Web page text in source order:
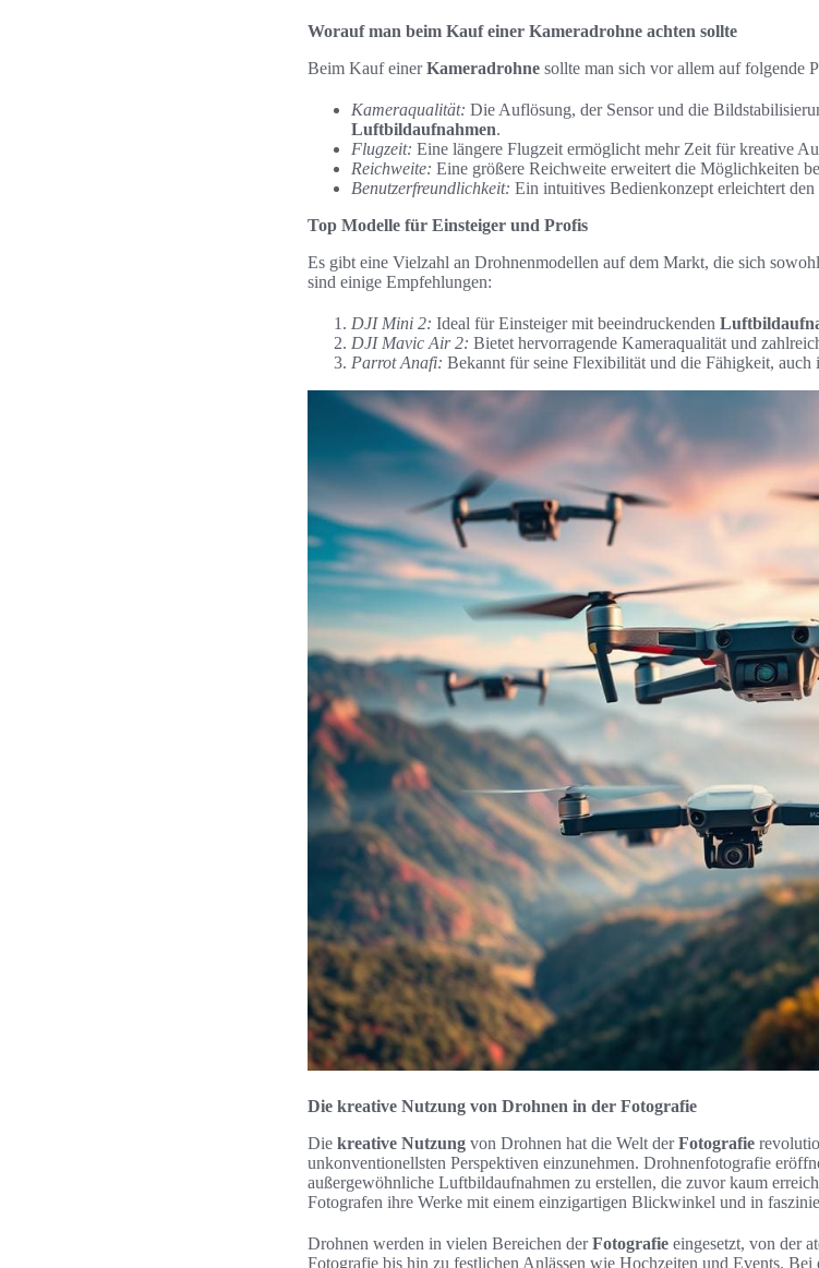
Worauf man beim Kauf einer Kameradrohne achten sollte
Beim Kauf einerKameradrohne sollte man sich vor allem auf folgende
Kameraqualität: Die Auflösung, der Sensor und die
Luftbildaufnahmen.
Flugzeit: Eine längere Flugzeit ermöglicht mehr Zeit für kreative
Reichweite: Eine größere Reichweite erweitert die Möglichkeiten
Benutzerfreundlichkeit: Ein intuitives Bedienkonzept erleichtert
Top Modelle für Einsteiger und Profis
Es gibt eine Vielzahl an Drohnenmodellen auf dem Markt, die sich
sind einige Empfehlungen:
DJI Mini 2: Ideal für Einsteiger mit beeindruckenden
DJI Mavic Air 2: Bietet hervorragende Kameraqualität und
Parrot Anafi: Bekannt für seine Flexibilität und die Fähigkeit, auch
Die kreative Nutzung von Drohnen in der Fotografie
Die kreative Nutzung von Drohnen hat die Welt derFotografie
unkonventionellsten Perspektiven einzunehmen. Drohnenfotografie
außergewöhnliche Luftbildaufnahmen zu erstellen, die zuvor kaum
Fotografen ihre Werke mit einem einzigartigen Blickwinkel und in
Drohnen werden in vielen Bereichen derFotografie eingesetzt, von der
Fotografie bis hin zu festlichen Anlässen wie Hochzeiten und Events.